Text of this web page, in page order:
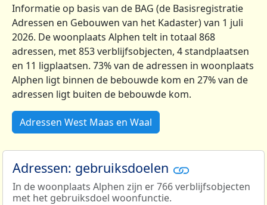
Informatie op basis van de BAG (de Basisregistratie
Adressen en Gebouwen van het Kadaster) van 1 juli
2026. De woonplaats Alphen telt in totaal 868
adressen, met 853 verblijfsobjecten, 4 standplaatsen
en 11 ligplaatsen. 73% van de adressen in woonplaats
Alphen ligt binnen de bebouwde kom en 27% van de
adressen ligt buiten de bebouwde kom.
Adressen West Maas en Waal
Adressen: gebruiksdoelen
In de woonplaats Alphen zijn er 766 verblijfsobjecten
met het gebruiksdoel woonfunctie.